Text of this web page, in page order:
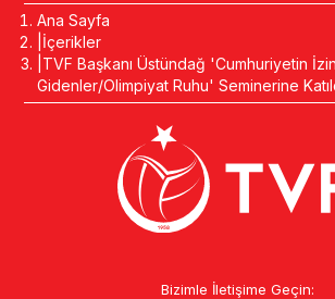
Ana Sayfa
İçerikler
TVF Başkanı Üstündağ 'Cumhuriyetin
Gidenler/Olimpiyat Ruhu' Seminerine
Bizimle İletişime Geçin: